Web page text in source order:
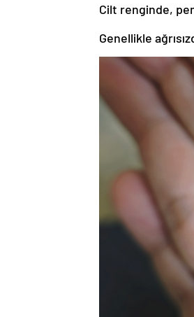
Cilt renginde,
Genellikle